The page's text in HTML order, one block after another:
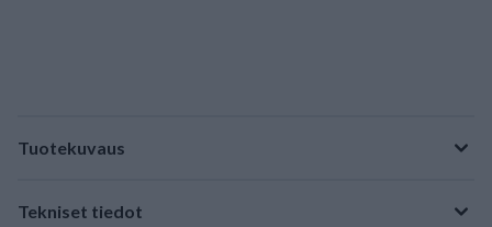
Tuotekuvaus
Tekniset tiedot